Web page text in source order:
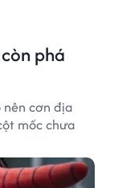
phá
cơn địa
mốc chưa